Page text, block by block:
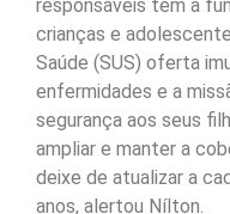
responsáveis têm a
crianças e
Saúde (SUS) oferta
enfermidades e a
segurança aos seus
ampliar e manter a
deixe de atualizar a
anos, alertou Nílton.